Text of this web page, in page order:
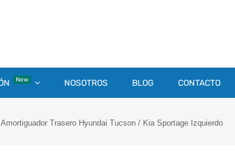
New NOSOTROS BLOG CONTACTO
Amortiguador Trasero Hyundai Tucson / Kia Sportage Izquierdo